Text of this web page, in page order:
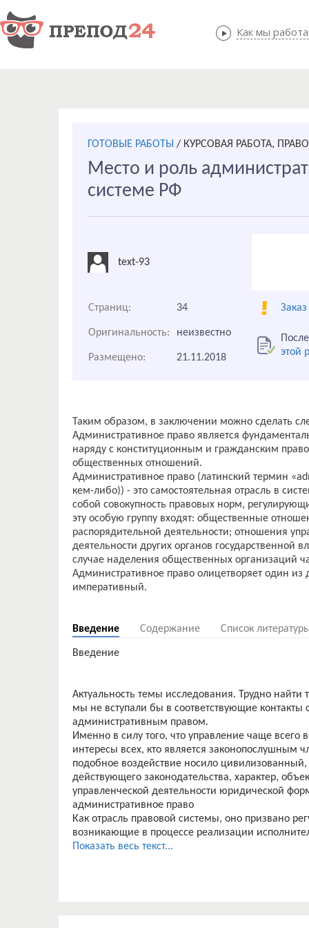
Как мы
Как мы
ГОТОВЫЕ РАБОТЫ / КУРСОВАЯ РАБОТА,
Место и роль
системе РФ
text-93
Страниц: 34
Оригинальность: неизвестно
этой
Размещено: 21.11.2018
Таким образом, в заключении можно сделать
Административное право является
наряду с конституционным и гражданским
общественных отношений.
Административное право (латинский термин
кем-либо)) - это самостоятельная отрасль в
собой совокупность правовых норм,
эту особую группу входят: общественные
распорядительной деятельности; отношения
деятельности других органов государственной
случае наделения общественных организаций
Административное право олицетворяет один из
императивный.
Введение Содержание Список
Введение
Актуальность темы исследования. Трудно
мы не вступали бы в соответствующие контакты
административным правом.
Именно в силу того, что управление чаще
интересы всех, кто является законопослушным
подобное воздействие носило
действующего законодательства, характер,
управленческой деятельности юридической
административное право
Как отрасль правовой системы, оно призвано
возникающие в процессе реализации
управления. Оно по своей изначальной сути
Показать весь текст...